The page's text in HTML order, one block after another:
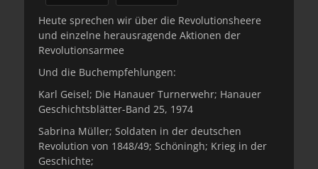
Heute sprechen wir über die Revolutionsheere
und einzelne herausragende Aktionen der
Revolutionsarmee
Und die Buchempfehlungen:
Karl Geisel; Die Hanauer Turnerwehr; Hanauer
Geschichtsblätter-Band 25, 1974
Sabrina Müller; Soldaten in der deutschen
Revolution von 1848/49; Schöningh; Krieg in der
Geschichte;